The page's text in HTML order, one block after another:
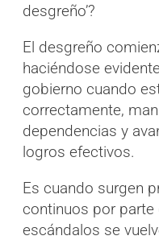
desgreño’?
El desgreño
haciéndose
gobierno cuando
correctamente,
dependencias y
logros efectivos.
Es cuando surgen
continuos por parte
escándalos se